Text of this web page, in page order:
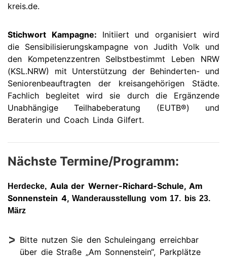
kreis.de.
Stichwort Kampagne: Initiiert und organisiert wird
die Sensibilisierungskampagne von Judith Volk und
den Kompetenzzentren Selbstbestimmt Leben NRW
(KSL.NRW) mit Unterstützung der Behinderten- und
Seniorenbeauftragten der kreisangehörigen Städte.
Fachlich begleitet wird sie durch die Ergänzende
Unabhängige Teilhabeberatung (EUTB®) und
Beraterin und Coach Linda Gilfert.
Nächste Termine/Programm:
Herdecke, Aula der Werner-Richard-Schule, Am
Sonnenstein 4,Wanderausstellung vom 17. bis 23.
März
Bitte nutzen Sie den Schuleingang erreichbar
über die Straße „Am Sonnenstein“, Parkplätze